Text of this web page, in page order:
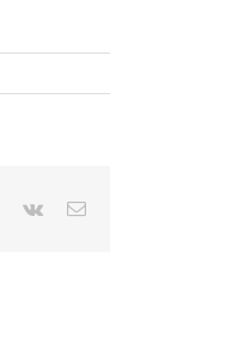
Pinterest
Vk Email